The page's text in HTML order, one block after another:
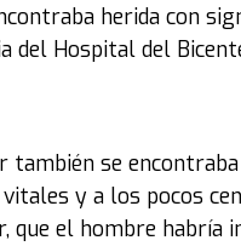
herida con
del Hospital del
también se
y a los pocos
que el hombre habría